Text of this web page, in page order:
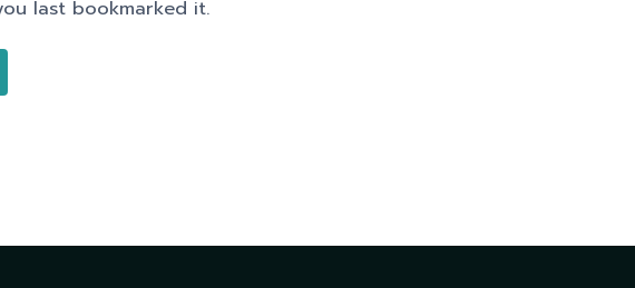
last bookmarked it.